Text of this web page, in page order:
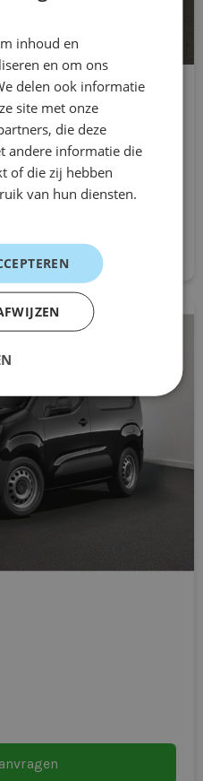
ritten
ruime laadruimte
voor korte ritten naar
gedoe met uitstoot.”
Dealerleasing
12 maanden
particulier gebruik
aanpak
van
15 jaar ervaring in
een menselijk
E-Tech L1H1
direct een voorstel aan.
morgen al rijden.
inhoud en
en om ons
delen ook informatie
site met onze
die deze
andere informatie die
of die zij hebben
van hun diensten.